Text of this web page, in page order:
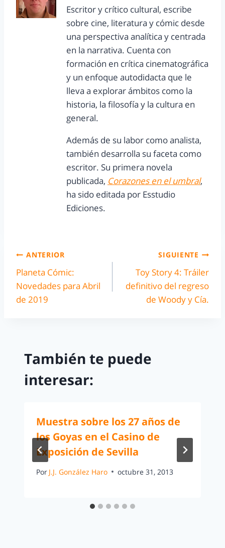
Escritor y crítico cultural, escribe
sobre cine, literatura y cómic desde
una perspectiva analítica y centrada
en la narrativa. Cuenta con
formación en crítica cinematográfica
y un enfoque autodidacta que le
lleva a explorar ámbitos como la
historia, la filosofía y la cultura en
general.
Además de su labor como analista,
también desarrolla su faceta como
escritor. Su primera novela
publicada, Corazones en el umbral,
ha sido editada por Esstudio
Ediciones.
ANTERIOR
Planeta Cómic:
Novedades para Abril
de 2019
SIGUIENTE
Toy Story 4: Tráiler
definitivo del regreso
de Woody y Cía.
También te puede
interesar:
Muestra sobre los 27 años de
los Goyas en el Casino de
Exposición de Sevilla
Por J.J. González Haro octubre 31, 2013